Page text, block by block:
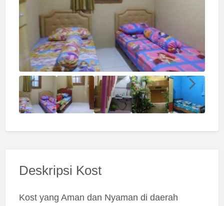
Deskripsi Kost
Kost yang Aman dan Nyaman di daerah